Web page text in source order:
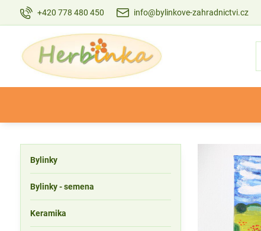
+420 778 480 450 info@bylinkove-zahradnictvi.cz
Bylinky
Bylinky - semena
Keramika